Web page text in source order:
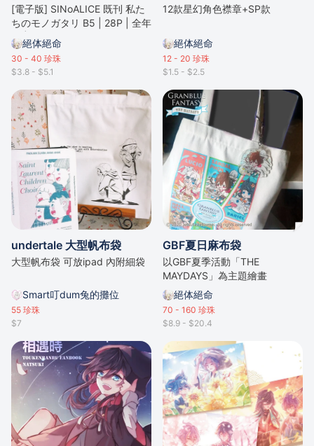
[電子版] SINoALICE 既刊 私た
ちのモノガタリ B5 | 28P | 全年
齡 | 歡樂向短漫
絕体絕命
30 - 40 珍珠
$3.8 - $5.1
12款星幻角色襟章+SP款
絕体絕命
12 - 20 珍珠
$1.5 - $2.5
undertale 大型帆布袋
大型帆布袋 可放ipad 內附細袋
Smart叮dum兔的攤位
55 珍珠
$7
GBF夏日麻布袋
以GBF夏季活動「THE
MAYDAYS」為主題繪畫
絕体絕命
70 - 160 珍珠
$8.9 - $20.4